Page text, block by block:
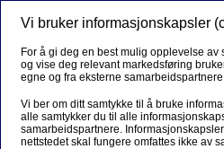
Vi bruker informasjonskapsler
For å gi deg en best mulig opplevelse
og vise deg relevant markedsføring
egne og fra eksterne
Vi ber om ditt samtykke til å bruke
alle samtykker du til alle
samarbeidspartnere.
nettstedet skal fungere omfattes ikke av